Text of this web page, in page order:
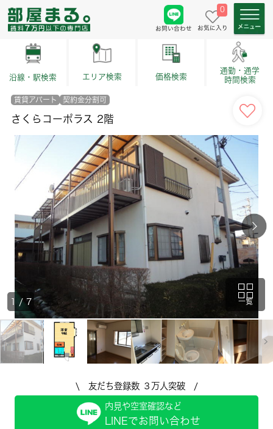
お問い合わせ
0
お気に入り
沿線・駅検索 エリア検索 価格検索
通勤・通学
時間検索
賃貸アパート 契約金分割可
さくらコーポラス 2階
一覧
1 / 7
\ 友だち登録数 ３万人突破 /
内見や空室確認など
LINEでお問い合わせ